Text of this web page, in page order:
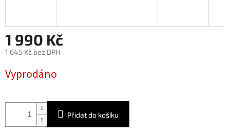
1 990 Kč
1 645 Kč bez DPH
cena:
Vyprodáno
Přidat do košíku